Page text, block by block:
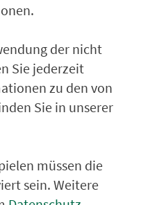
der nicht
Sie jederzeit
zu den von
Sie in unserer
müssen die
sein. Weitere